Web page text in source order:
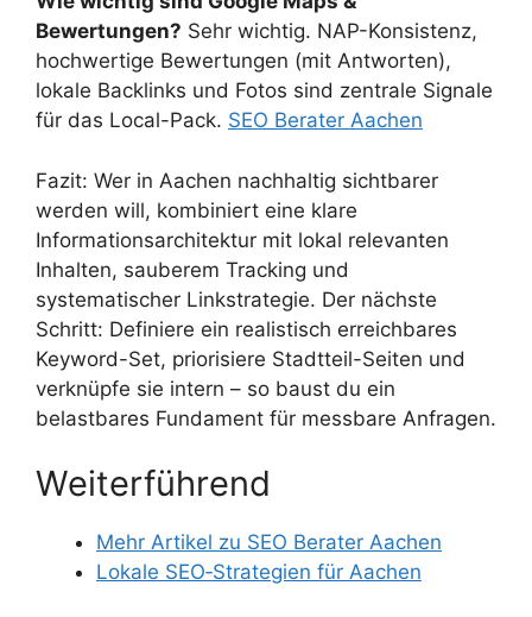
Bewertungen? Sehr wichtig. NAP-Konsistenz,
hochwertige Bewertungen (mit Antworten),
lokale Backlinks und Fotos sind zentrale Signale
für das Local-Pack. SEO Berater Aachen
Fazit: Wer in Aachen nachhaltig sichtbarer
werden will, kombiniert eine klare
Informationsarchitektur mit lokal relevanten
Inhalten, sauberem Tracking und
systematischer Linkstrategie. Der nächste
Schritt: Definiere ein realistisch erreichbares
Keyword-Set, priorisiere Stadtteil-Seiten und
verknüpfe sie intern – so baust du ein
belastbares Fundament für messbare Anfragen.
Weiterführend
Mehr Artikel zu SEO Berater Aachen
Lokale SEO‑Strategien für Aachen